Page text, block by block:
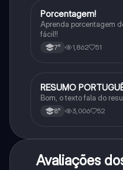
Matematica
Porcentagem!
Aprenda porcentagem
fácil!!
7° 1,862 51
Português
RESUMO
Bom, o texto fala do
8° 3,006 52
Avaliações